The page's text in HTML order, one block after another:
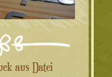
aus Datei